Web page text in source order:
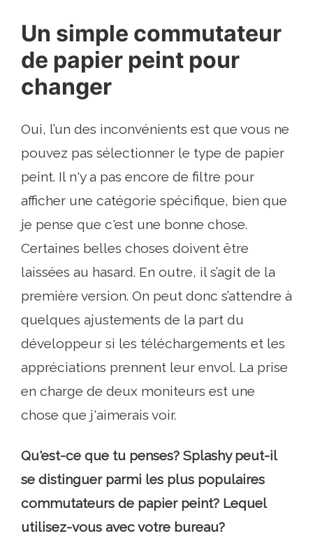
Un simple commutateur
de papier peint pour
changer
Oui, l’un des inconvénients est que vous ne
pouvez pas sélectionner le type de papier
peint. Il n'y a pas encore de filtre pour
afficher une catégorie spécifique, bien que
je pense que c'est une bonne chose.
Certaines belles choses doivent être
laissées au hasard. En outre, il s’agit de la
première version. On peut donc s’attendre à
quelques ajustements de la part du
développeur si les téléchargements et les
appréciations prennent leur envol. La prise
en charge de deux moniteurs est une
chose que j'aimerais voir.
Qu'est-ce que tu penses? Splashy peut-il
se distinguer parmi les plus populaires
commutateurs de papier peint? Lequel
utilisez-vous avec votre bureau?